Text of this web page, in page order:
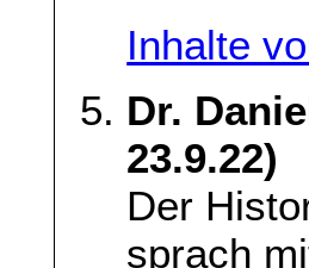
Inhalte
Dr.
23.9.22)
Der
sprach